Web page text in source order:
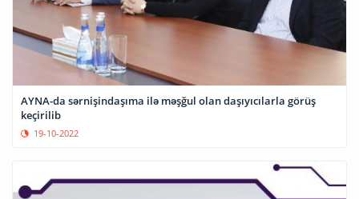
AYNA-da sərnişindaşıma ilə məşğul olan daşıyıcılarla görüş
keçirilib
19-10-2022